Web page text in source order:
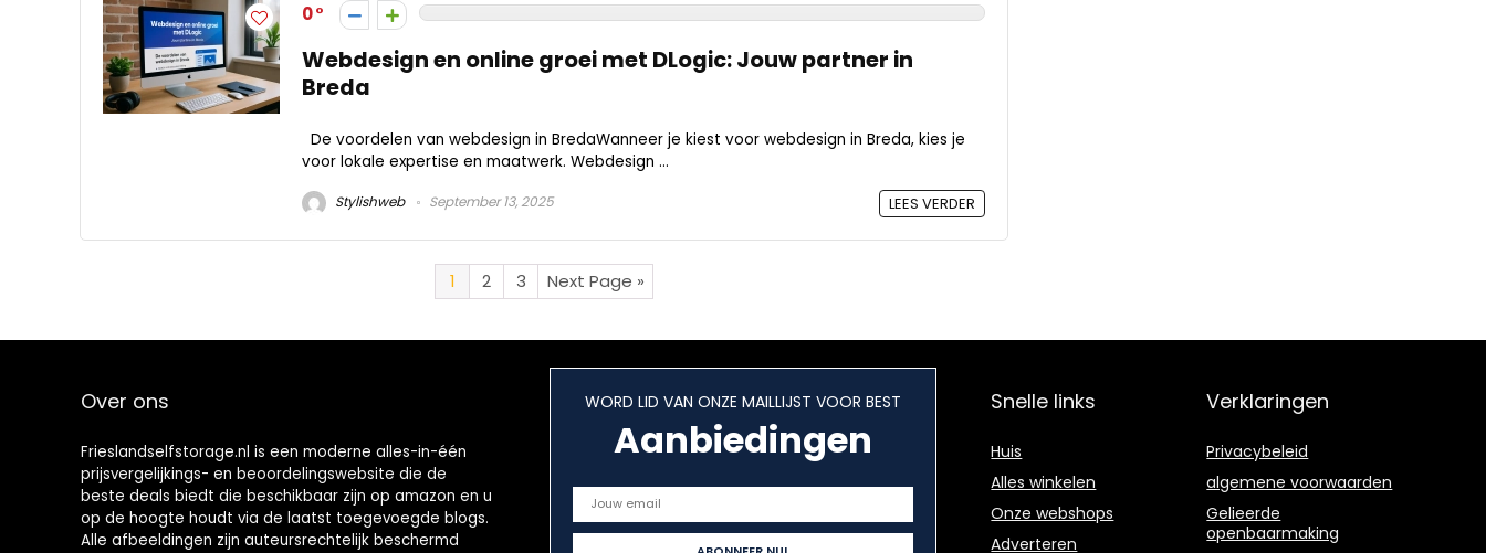
0
Webdesign en online groei met DLogic: Jouw partner in
Breda
De voordelen van webdesign in BredaWanneer je kiest voor webdesign in Breda, kies je
voor lokale expertise en maatwerk. Webdesign ...
Stylishweb September 13, 2025 LEES VERDER
1 2 3 Next Page »
Over ons
Frieslandselfstorage.nl is een moderne alles-in-één
prijsvergelijkings- en beoordelingswebsite die de
beste deals biedt die beschikbaar zijn op amazon en u
op de hoogte houdt via de laatst toegevoegde blogs.
Alle afbeeldingen zijn auteursrechtelijk beschermd
WORD LID VAN ONZE MAILLIJST VOOR BEST
Aanbiedingen
Snelle links
Huis
Alles winkelen
Onze webshops
Adverteren
Verklaringen
Privacybeleid
algemene voorwaarden
Gelieerde
openbaarmaking